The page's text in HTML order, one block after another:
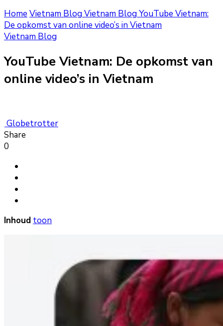
Home Vietnam BlogVietnam BlogYouTube Vietnam:
De opkomst van online video’s in Vietnam
Vietnam Blog
YouTube Vietnam: De opkomst van
online video’s in Vietnam
Globetrotter
Share
0
Inhoud toon